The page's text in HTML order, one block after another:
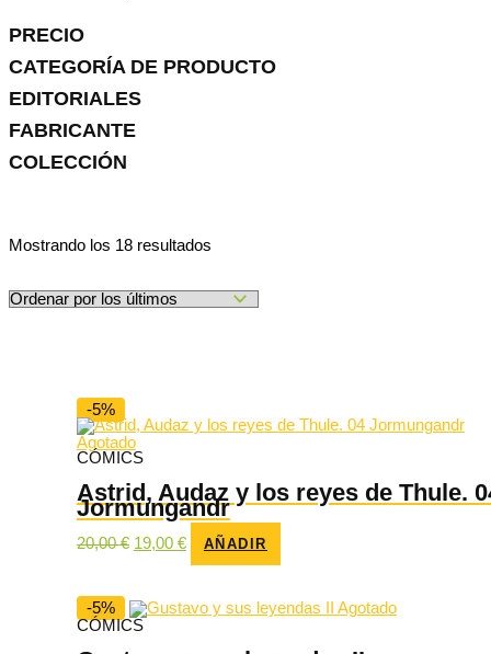
PRECIO
CATEGORÍA DE PRODUCTO
EDITORIALES
FABRICANTE
COLECCIÓN
Mostrando los 18 resultados
últimos
-5%
Agotado
CÓMICS
Astrid, Audaz y los reyes de Thule.
Jormungandr
20,00€ El
20,00 €.
19,00 €El
19,00 €.
AÑADIR
-5%
Agotado
CÓMICS